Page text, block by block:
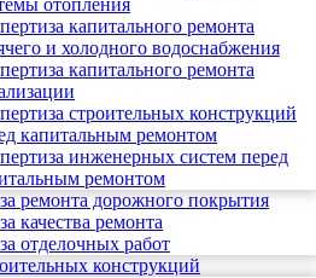
отопления
капитального ремонта
и холодного водоснабжения
капитального ремонта
строительных конструкций
капитальным ремонтом
инженерных систем перед
ремонтом
ремонта дорожного покрытия
качества ремонта
отделочных работ
конструкций